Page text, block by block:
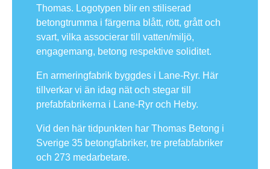
Thomas. Logotypen blir en stiliserad
betongtrumma i färgerna blått, rött, grått och
svart, vilka associerar till vatten/miljö,
engagemang, betong respektive soliditet.
En armeringfabrik byggdes i Lane-Ryr. Här
tillverkar vi än idag nät och stegar till
prefabfabrikerna i Lane-Ryr och Heby.
Vid den här tidpunkten har Thomas Betong i
Sverige 35 betongfabriker, tre prefabfabriker
och 273 medarbetare.